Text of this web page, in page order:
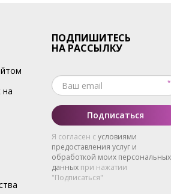
на
ПОДПИШИТЕСЬ
НА РАССЫЛКУ
Подписаться
Я согласен с условиями
предоставления услуг и
обработкой моих персональных
данныхпри нажатии
"Подписаться"